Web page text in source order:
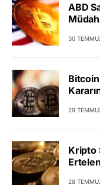
ABD
30
29
Kripto
28